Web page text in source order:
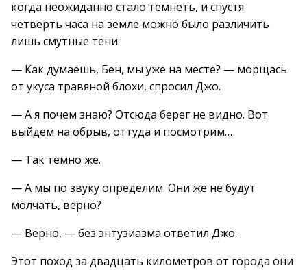
когда неожиданно стало темнеть, и спустя
четверть часа на земле можно было различить
лишь смутные тени.
— Как думаешь, Бен, мы уже на месте? — морщась
от укуса травяной блохи, спросил Джо.
— А я почем знаю? Отсюда берег не видно. Вот
выйдем на обрыв, оттуда и посмотрим…
— Так темно же.
— А мы по звуку определим. Они же не будут
молчать, верно?
— Верно, — без энтузиазма ответил Джо.
Этот поход за двадцать километров от города они